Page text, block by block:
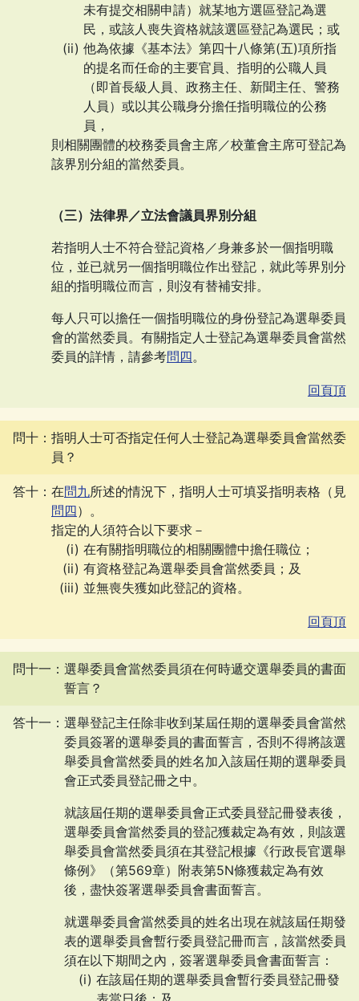
未有提交相關申請）就某地方選區登記為選
民，或該人喪失資格就該選區登記為選民；或
他為依據《基本法》第四十八條第(五)項所指
的提名而任命的主要官員、指明的公職人員
（即首長級人員、政務主任、新聞主任、警務
人員）或以其公職身分擔任指明職位的公務
員，
則相關團體的校務委員會主席／校董會主席可登記為
該界別分組的當然委員。
（三）法律界／立法會議員界別分組
若指明人士不符合登記資格／身兼多於一個指明職
位，並已就另一個指明職位作出登記，就此等界別分
組的指明職位而言，則沒有替補安排。
每人只可以擔任一個指明職位的身份登記為選舉委員
會的當然委員。有關指定人士登記為選舉委員會當然
委員的詳情，請參考問四。
回頁頂
問十：指明人士可否指定任何人士登記為選舉委員會當然委
員？
答十：在問九所述的情況下，指明人士可填妥指明表格（見
問四）。
指定的人須符合以下要求－
在有關指明職位的相關團體中擔任職位；
有資格登記為選舉委員會當然委員；及
並無喪失獲如此登記的資格。
回頁頂
問十一：選舉委員會當然委員須在何時遞交選舉委員的書面
誓言？
答十一：選舉登記主任除非收到某屆任期的選舉委員會當然
委員簽署的選舉委員的書面誓言，否則不得將該選
舉委員會當然委員的姓名加入該屆任期的選舉委員
會正式委員登記冊之中。
就該屆任期的選舉委員會正式委員登記冊發表後，
選舉委員會當然委員的登記獲裁定為有效，則該選
舉委員會當然委員須在其登記根據《行政長官選舉
條例》（第569章）附表第5N條獲裁定為有效
後，盡快簽署選舉委員會書面誓言。
就選舉委員會當然委員的姓名出現在就該屆任期發
表的選舉委員會暫行委員登記冊而言，該當然委員
須在以下期間之內，簽署選舉委員會書面誓言：
在該屆任期的選舉委員會暫行委員登記冊發